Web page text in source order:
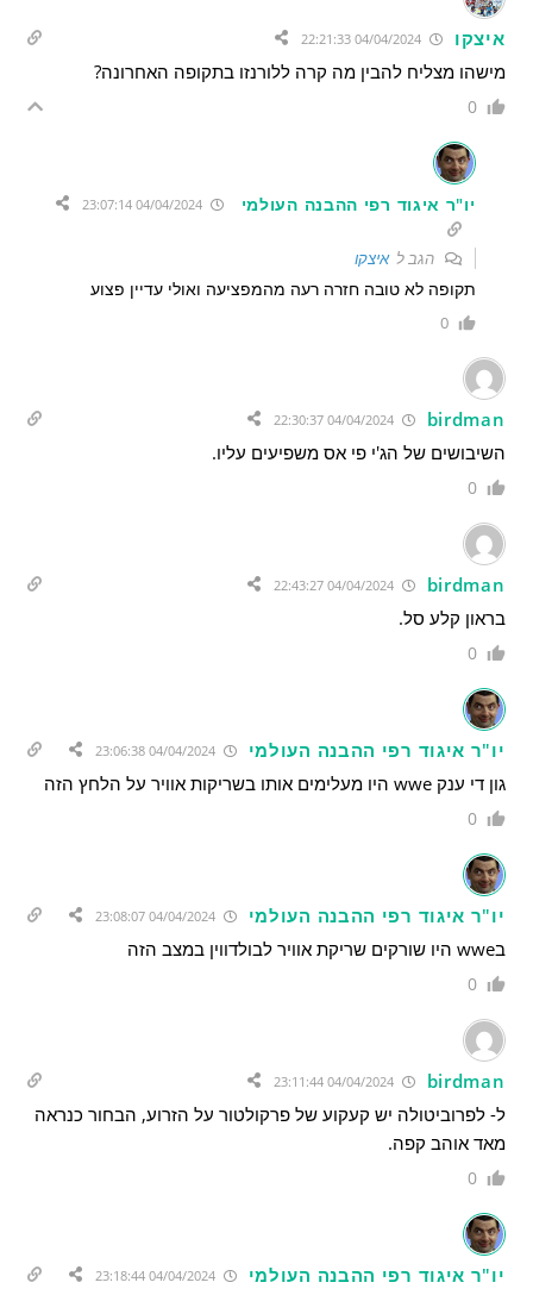
איצקו
מישהו מצליח להבין מה קרה ללורנזו בתקופה האחרונה?
0
יו"ר איגוד רפי ההבנה העולמי 04/04/2024 23:07:14
הגב לאיצקו
תקופה לא טובה חזרה רעה מהמפציעה ואולי עדיין פצוע
0
birdman
04/04/2024 22:30:37
השיבושים של הג'י פי אס משפיעים עליו.
0
birdman
04/04/2024 22:43:27
בראון קלע סל.
0
יו"ר איגוד רפי ההבנה העולמי 04/04/2024 23:06:38
גון די ענק wwe היו מעלימים אותו בשריקות אוויר על הלחץ הזה
0
יו"ר איגוד רפי ההבנה העולמי 04/04/2024 23:08:07
בwwe היו שורקים שריקת אוויר לבולדווין במצב הזה
0
birdman
04/04/2024 23:11:44
ל- לפרוביטולה יש קעקוע של פרקולטור על הזרוע, הבחור כנראה
מאד אוהב קפה.
0
יו"ר איגוד רפי ההבנה העולמי 04/04/2024 23:18:44